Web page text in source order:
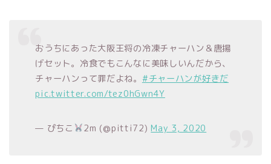
おうちにあった大阪王将の冷凍チャーハン＆唐揚
げセット。冷食でもこんなに美味しいんだから、
チャーハンって罪だよね。 #チャーハンが好きだ
pic.twitter.com/tez0hGwn4Y
— ぴちこ 2m (@pitti72)May 3, 2020